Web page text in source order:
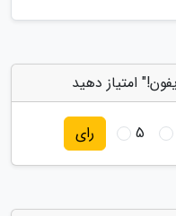
امتیاز دهید
5 رای